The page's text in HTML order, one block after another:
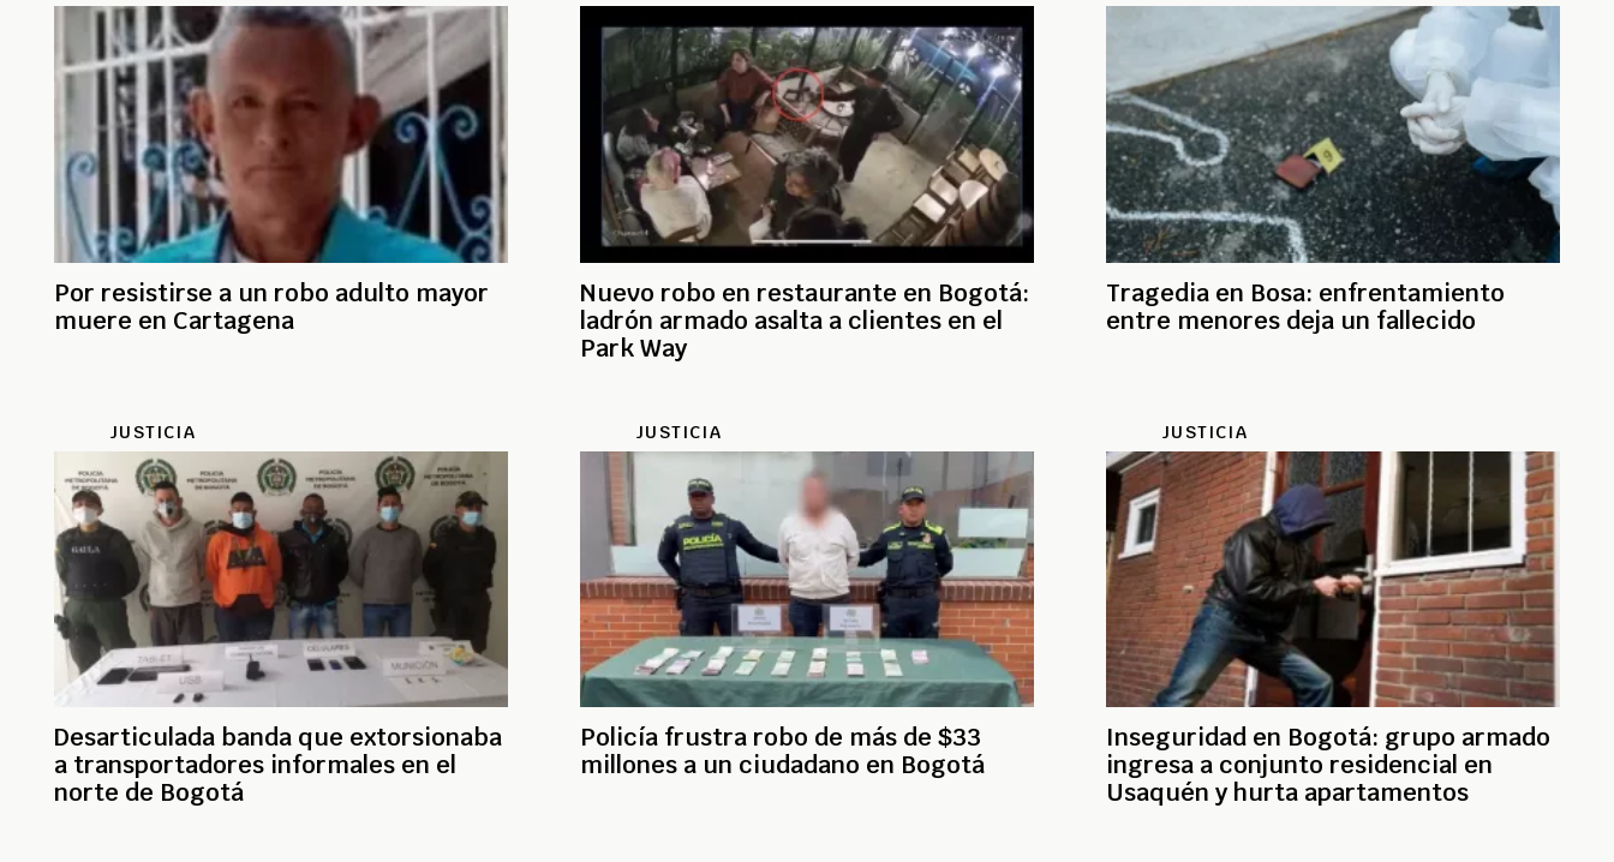
Por resistirse a un robo adulto mayor
muere en Cartagena
Nuevo robo en restaurante en Bogotá:
ladrón armado asalta a clientes en el
Park Way
Tragedia en Bosa: enfrentamiento
entre menores deja un fallecido
JUSTICIA
Desarticulada banda que extorsionaba
a transportadores informales en el
norte de Bogotá
JUSTICIA
Policía frustra robo de más de $33
millones a un ciudadano en Bogotá
JUSTICIA
Inseguridad en Bogotá: grupo armado
ingresa a conjunto residencial en
Usaquén y hurta apartamentos